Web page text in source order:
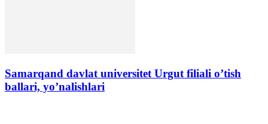
Samarqand davlat universitet Urgut filiali o’tish
ballari, yo’nalishlari